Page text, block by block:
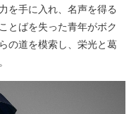
を手に入れ、名声を得る
ばを失った青年がボク
の道を模索し、栄光と葛